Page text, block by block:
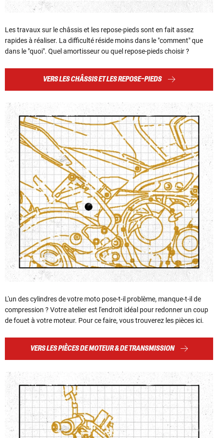
Les travaux sur le châssis et les repose-pieds sont en fait assez
rapides à réaliser. La difficulté réside moins dans le "comment" que
dans le "quoi". Quel amortisseur ou quel repose-pieds choisir ?
VERS LES CHÂSSIS ET LES REPOSE-PIEDS
L'un des cylindres de votre moto pose-t-il problème, manque-t-il de
compression ? Votre atelier est l'endroit idéal pour redonner un coup
de fouet à votre moteur. Pour ce faire, vous trouverez les pièces ici.
VERS LES PIÈCES DE MOTEUR & DE TRANSMISSION